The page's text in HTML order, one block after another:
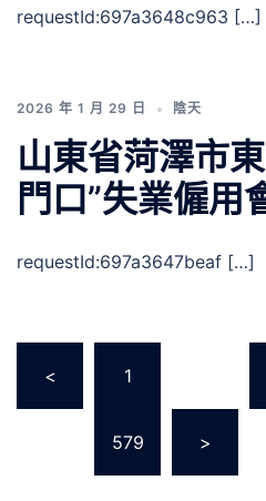
requestId:697a3648c963 […]
2026 年 1 月 29 日 陰天
山東省菏澤市
門口”失業僱用
requestId:697a3647beaf […]
分
< 1
579 >